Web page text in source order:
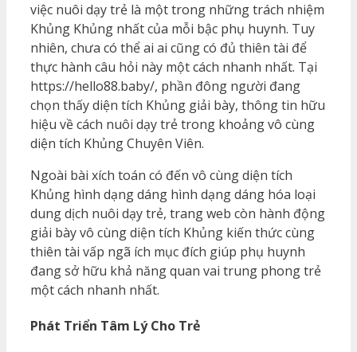
việc nuôi dạy trẻ là một trong những trách nhiệm
Khủng Khủng nhất của mỗi bậc phụ huynh. Tuy
nhiên, chưa có thể ai ai cũng có đủ thiên tài để
thực hành câu hỏi này một cách nhanh nhất. Tại
https://hello88.baby/, phần đông người đang
chọn thấy diện tích Khủng giải bày, thông tin hữu
hiệu về cách nuôi dạy trẻ trong khoảng vô cùng
diện tích Khủng Chuyên Viên.
Ngoài bài xích toán có đến vô cùng diện tích
Khủng hình dạng dáng hình dạng dáng hóa loại
dung dịch nuôi dạy trẻ, trang web còn hành động
giải bày vô cùng diện tích Khủng kiến thức cùng
thiên tài vấp ngã ích mục đích giúp phụ huynh
đang sở hữu khả năng quan vai trung phong trẻ
một cách nhanh nhất.
Phát Triển Tâm Lý Cho Trẻ